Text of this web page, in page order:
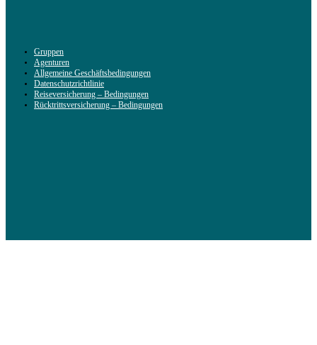
Gruppen
Agenturen
Allgemeine Geschäftsbedingungen
Datenschutzrichtlinie
Reiseversicherung – Bedingungen
Rücktrittsversicherung – Bedingungen